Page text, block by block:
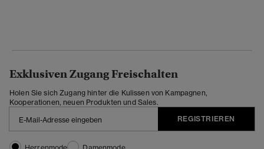
Exklusiven Zugang Freischalten
Holen Sie sich Zugang hinter die Kulissen von Kampagnen,
Kooperationen, neuen Produkten und Sales.
REGISTRIEREN